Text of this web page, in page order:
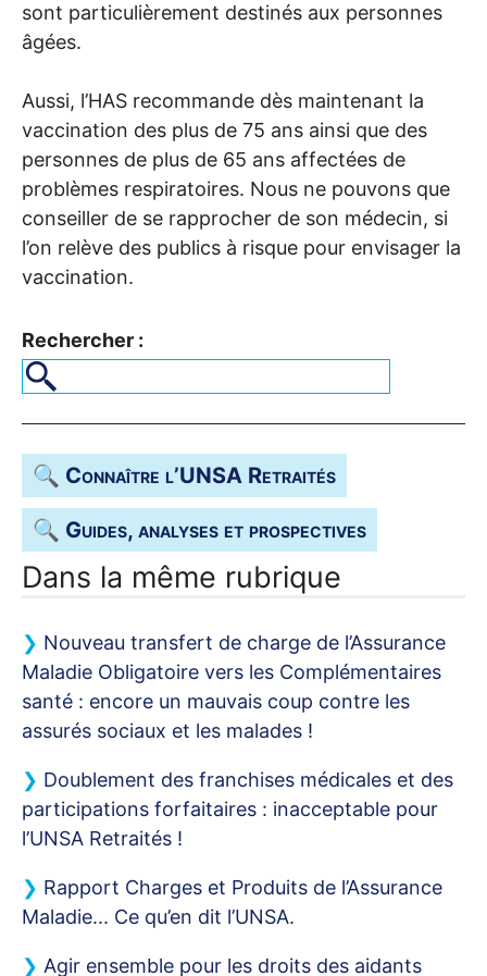
sont particulièrement destinés aux personnes
âgées.
Aussi, l’HAS recommande dès maintenant la
vaccination des plus de 75 ans ainsi que des
personnes de plus de 65 ans affectées de
problèmes respiratoires. Nous ne pouvons que
conseiller de se rapprocher de son médecin, si
l’on relève des publics à risque pour envisager la
vaccination.
Rechercher :
🔍 Connaître l’UNSA Retraités
🔍 Guides, analyses et prospectives
Dans la même rubrique
Nouveau transfert de charge de l’Assurance
Maladie Obligatoire vers les Complémentaires
santé : encore un mauvais coup contre les
assurés sociaux et les malades !
Doublement des franchises médicales et des
participations forfaitaires : inacceptable pour
l’UNSA Retraités !
Rapport Charges et Produits de l’Assurance
Maladie... Ce qu’en dit l’UNSA.
Agir ensemble pour les droits des aidants